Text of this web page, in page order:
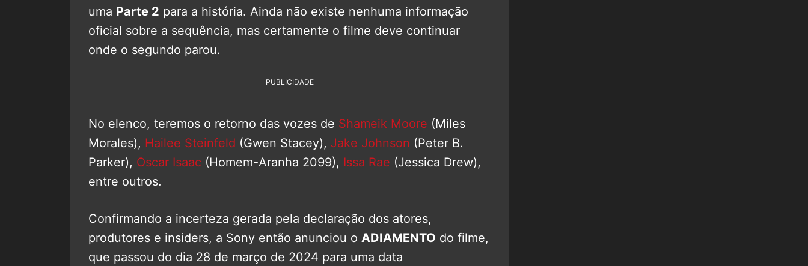
uma Parte 2 para a história. Ainda não existe nenhuma informação
oficial sobre a sequência, mas certamente o filme deve continuar
onde o segundo parou.
PUBLICIDADE
No elenco, teremos o retorno das vozes de Shameik Moore (Miles
Morales), Hailee Steinfeld (Gwen Stacey), Jake Johnson (Peter B.
Parker), Oscar Isaac (Homem-Aranha 2099), Issa Rae (Jessica Drew),
entre outros.
Confirmando a incerteza gerada pela declaração dos atores,
produtores e insiders, a Sony então anunciou o ADIAMENTO do filme,
que passou do dia 28 de março de 2024 para uma data